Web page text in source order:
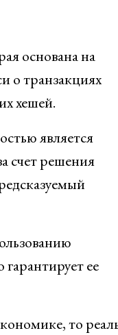
основана на
о транзакциях
хешей.
является
счет решения
ее
то